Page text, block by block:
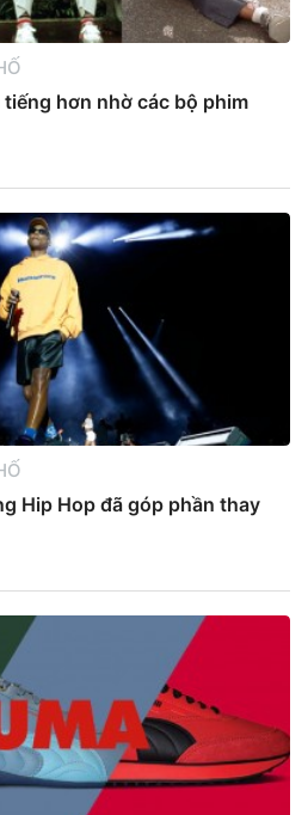
hơn nhờ các bộ phim
Hip Hop đã góp phần thay